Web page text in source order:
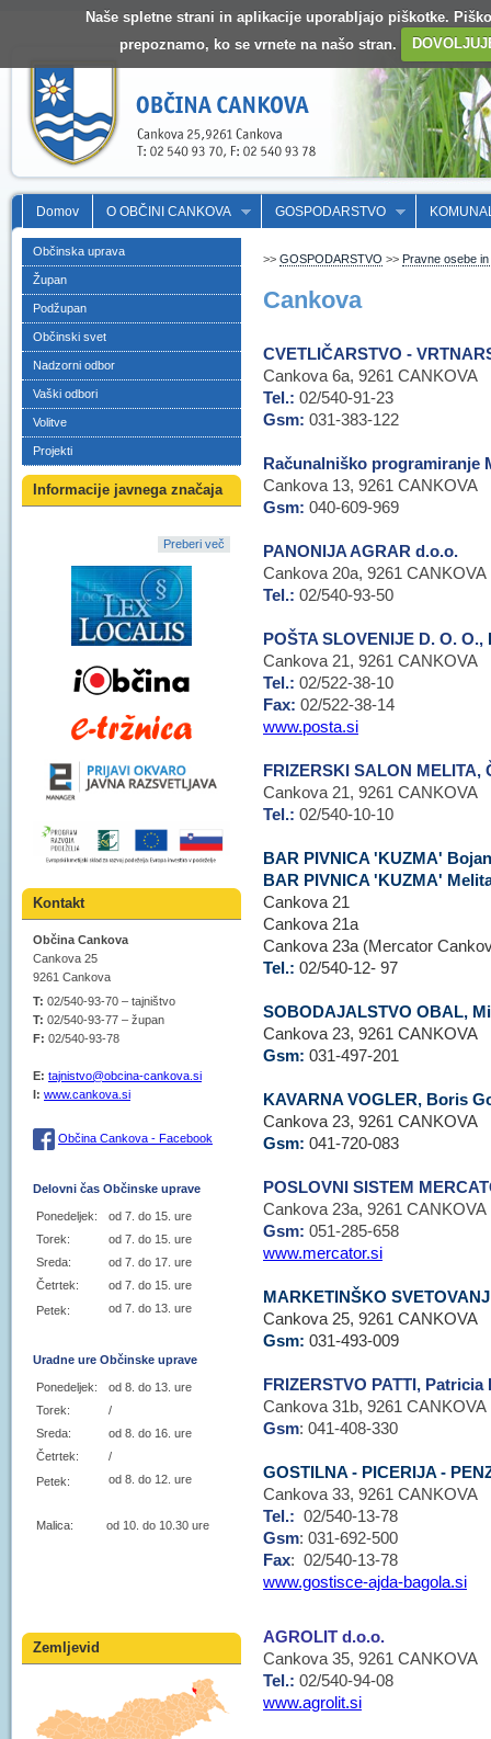
Naše spletne strani in aplikacije uporabljajo piškotke.
prepoznamo, ko se vrnete na našo stran.
Domov O OBČINI CANKOVA GOSPODARSTVO
Občinska uprava
Župan
Podžupan
Občinski svet
Nadzorni odbor
Vaški odbori
Volitve
Projekti
Informacije javnega značaja
Preberi več
Kontakt
Občina Cankova
Cankova 25
9261 Cankova
T: 02/540-93-70 – tajništvo
T: 02/540-93-77 – župan
F: 02/540-93-78
E: tajnistvo@obcina-cankova.si
I: www.cankova.si
Občina Cankova - Facebook
Delovni čas Občinske uprave
Ponedeljek:
od 7. do 15. ure
Torek:
od 7. do 15. ure
Sreda:
od 7. do 17. ure
Četrtek:
od 7. do 15. ure
Petek:
od 7. do 13. ure
Uradne ure Občinske uprave
Ponedeljek:
od 8. do 13. ure
Torek:
/
Sreda:
od 8. do 16. ure
Četrtek:
/
Petek:
od 8. do 12. ure
Malica: od 10. do 10.30 ure
Zemljevid
>> GOSPODARSTVO >> Pravne osebe
Cankova
CVETLIČARSTVO -
Cankova 6a, 9261 CANKOVA
Tel.: 02/540-91-23
Gsm: 031-383-122
Računalniško programiranje
Cankova 13, 9261 CANKOVA
Gsm: 040-609-969
PANONIJA AGRAR d.o.o.
Cankova 20a, 9261 CANKOVA
Tel.: 02/540-93-50
POŠTA SLOVENIJE D. O. O.,
Cankova 21, 9261 CANKOVA
Tel.: 02/522-38-10
Fax: 02/522-38-14
www.posta.si
FRIZERSKI SALON MELITA,
Cankova 21, 9261 CANKOVA
Tel.: 02/540-10-10
BAR PIVNICA 'KUZMA'
BAR PIVNICA 'KUZMA'
Cankova 21
Cankova 21a
Cankova 23a (Mercator
Tel.: 02/540-12- 97
SOBODAJALSTVO OBAL,
Cankova 23, 9261 CANKOVA
Gsm: 031-497-201
KAVARNA VOGLER, Boris
Cankova 23, 9261 CANKOVA
Gsm: 041-720-083
POSLOVNI SISTEM
Cankova 23a, 9261 CANKOVA
Gsm: 051-285-658
www.mercator.si
MARKETINŠKO
Cankova 25, 9261 CANKOVA
Gsm: 031-493-009
FRIZERSTVO PATTI, Patricia
Cankova 31b, 9261 CANKOVA
Gsm: 041-408-330
GOSTILNA - PICERIJA -
Cankova 33, 9261 CANKOVA
Tel.: 02/540-13-78
Gsm: 031-692-500
Fax: 02/540-13-78
www.gostisce-ajda-bagola.si
AGROLIT d.o.o.
Cankova 35, 9261 CANKOVA
Tel.: 02/540-94-08
www.agrolit.si